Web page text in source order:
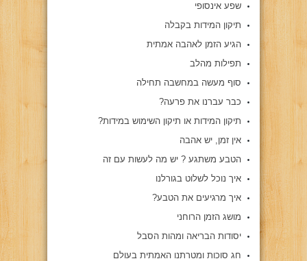
שפע אינסופי
תיקון המידות בקבלה
הגיע הזמן לאהבה אמתית
תפילות מהלב
סוף מעשה במחשבה תחילה
כבר עברנו את פרעה?
תיקון המידות או תיקון השימוש במידות?
אין זמן, יש אהבה
הטבע משתגע ? יש מה לעשות עם זה
איך נוכל לשלוט בגורלנו
איך מרגיעים את הטבע?
מושג הזמן הרוחני
יסודות הבריאה ומהות הסבל
חג סוכות ומטרתנו האמתית בעולם